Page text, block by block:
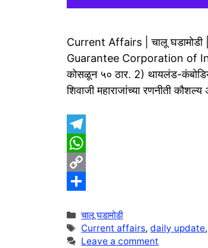
Current Affairs | चालू
Guarantee Corporation of
कोसळून ५० ठार. 2) थायलंड-
शिवाजी महाराजांच्या रणनीती
T
e
g
r
W
h
t
s
C
p
y
h
a
Categories
चालू घडामोडी
Tags
Current affairs,daily update,
Leave a comment